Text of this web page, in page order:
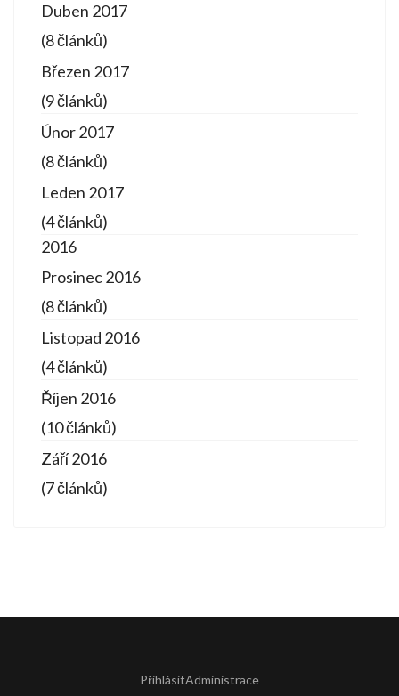
Duben 2017
(8 článků)
Březen 2017
(9 článků)
Únor 2017
(8 článků)
Leden 2017
(4 článků)
2016
Prosinec 2016
(8 článků)
Listopad 2016
(4 článků)
Říjen 2016
(10 článků)
Září 2016
(7 článků)
PřihlásitAdministrace